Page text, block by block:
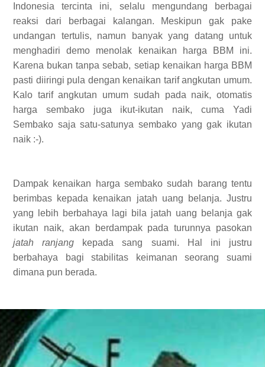
Indonesia tercinta ini, selalu mengundang berbagai
reaksi dari berbagai kalangan. Meskipun gak pake
undangan tertulis, namun banyak yang datang untuk
menghadiri demo menolak kenaikan harga BBM ini.
Karena bukan tanpa sebab, setiap kenaikan harga BBM
pasti diiringi pula dengan kenaikan tarif angkutan umum.
Kalo tarif angkutan umum sudah pada naik, otomatis
harga sembako juga ikut-ikutan naik, cuma Yadi
Sembako saja satu-satunya sembako yang gak ikutan
naik :-).
Dampak kenaikan harga sembako sudah barang tentu
berimbas kepada kenaikan jatah uang belanja. Justru
yang lebih berbahaya lagi bila jatah uang belanja gak
ikutan naik, akan berdampak pada turunnya pasokan
jatah ranjang kepada sang suami. Hal ini justru
berbahaya bagi stabilitas keimanan seorang suami
dimana pun berada.